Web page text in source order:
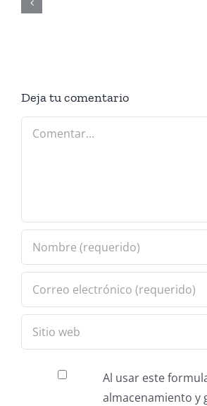
Deja tu comentario
Comentar
Al usar este
almacenamiento y